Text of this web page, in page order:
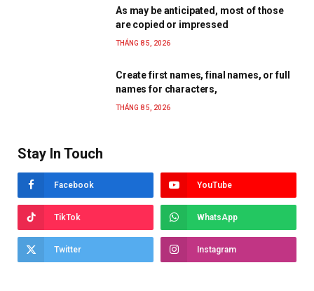
As may be anticipated, most of those
are copied or impressed
THÁNG 8 5, 2026
Create first names, final names, or full
names for characters,
THÁNG 8 5, 2026
Stay In Touch
Facebook YouTube
TikTok WhatsApp
Twitter Instagram